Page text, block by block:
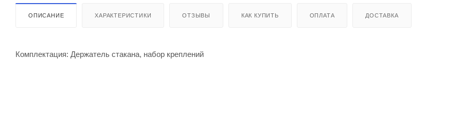
ОПИСАНИЕ ХАРАКТЕРИСТИКИ ОТЗЫВЫ КАК КУПИТЬ ОПЛАТА ДОСТАВКА
Комплектация: Держатель стакана, набор креплений